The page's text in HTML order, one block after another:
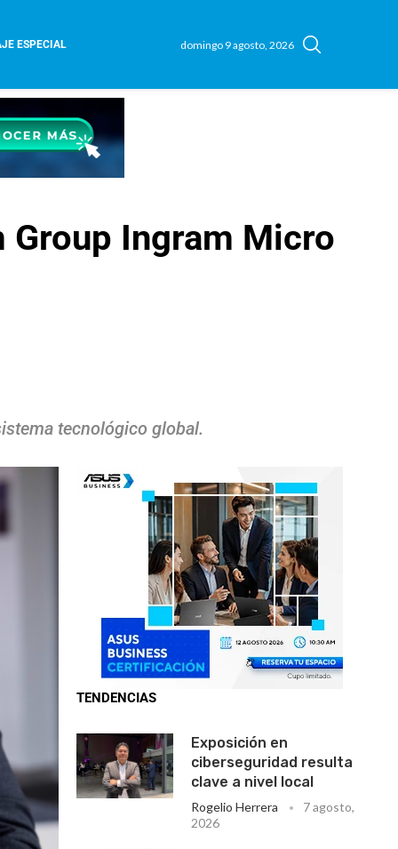
ESPECIAL domingo 9 agosto, 2026
Ingram Micro
tecnológico global.
TENDENCIAS
Exposición en
ciberseguridad resulta
clave a nivel local
Rogelio Herrera
7 agosto,
2026